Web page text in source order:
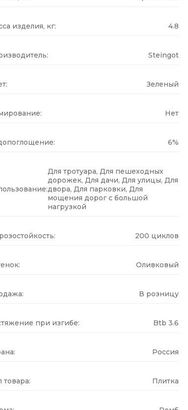
изделия, кг: 4.8
Steingot
Зеленый
Нет
6%
Для тротуара, Для пешеходных
дорожек, Для дачи, Для улицы, Для
двора, Для парковки, Для
мощения дорог с большой
нагрузкой
200 циклов
Оливковый
В розницу
при изгибе: Btb 3.6
Россия
товара: Плитка